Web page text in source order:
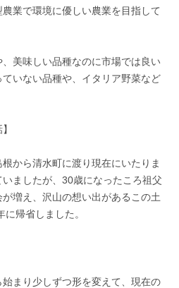
業で環境に優しい農業を目指して
美味しい品種なのに市場では良い
いない品種や、イタリア野菜など
から清水町に渡り現在にいたりま
ましたが、30歳になったころ祖父
増え、沢山の想い出があるこの土
帰省しました。
まり少しずつ形を変えて、現在の